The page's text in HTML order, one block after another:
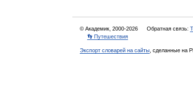
© Академик, 2000-2026 Обратная связь:
👣 Путешествия
Экспорт словарей на сайты , сделанные на